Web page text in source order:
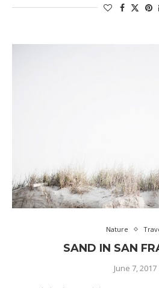
Nature
SAND IN SAN
June 7, 2017